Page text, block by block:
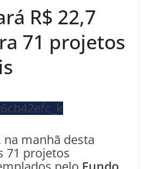
R$ 22,7
71 projetos
na manhã desta
71 projetos